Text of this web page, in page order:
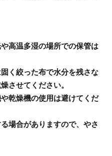
高温多湿の場所での保管は
く絞った布で水分を残さな
させてください。
乾燥機の使用は避けてくだ
場合がありますので、やさ